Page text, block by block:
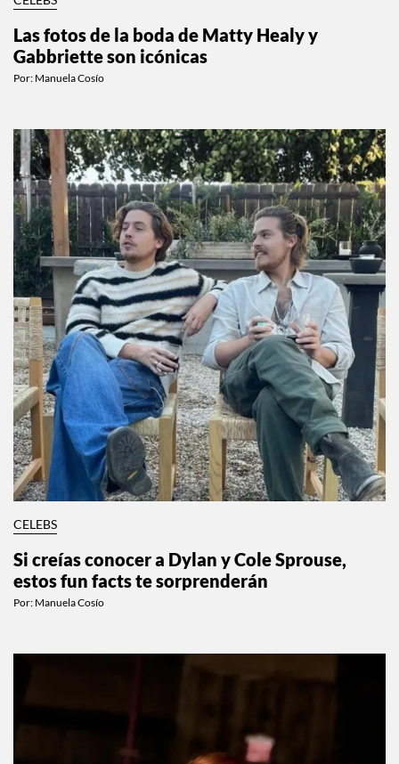
Las fotos de la boda de Matty Healy y
Gabbriette son icónicas
Por: Manuela Cosío
CELEBS
Si creías conocer a Dylan y Cole Sprouse,
estos fun facts te sorprenderán
Por: Manuela Cosío